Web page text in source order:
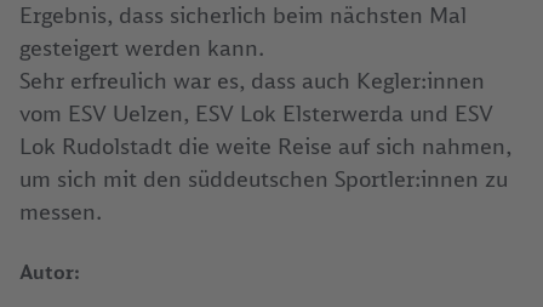
Ergebnis, dass sicherlich beim nächsten Mal
gesteigert werden kann.
Sehr erfreulich war es, dass auch Kegler:innen
vom ESV Uelzen, ESV Lok Elsterwerda und ESV
Lok Rudolstadt die weite Reise auf sich nahmen,
um sich mit den süddeutschen Sportler:innen zu
messen.
Autor: